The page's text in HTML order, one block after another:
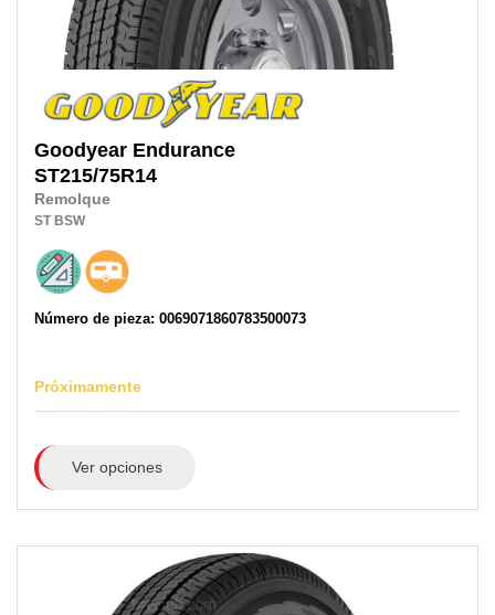
Goodyear Endurance
ST215/75R14
Remolque
ST BSW
Número de pieza: 0069071860783500073
Próximamente
Ver opciones